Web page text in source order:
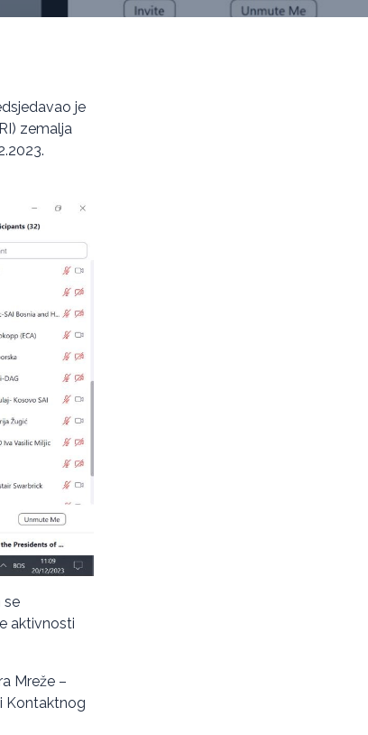
je
zemalja
se
aktivnosti
Mreže –
Kontaktnog